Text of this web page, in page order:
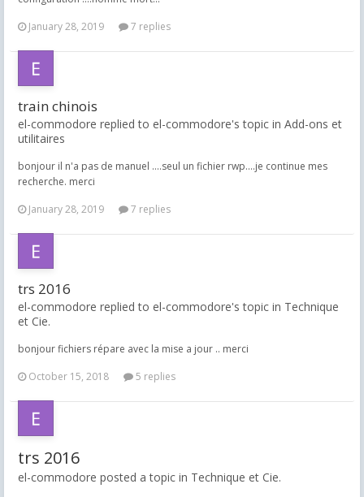
January 28, 2019
7 replies
train chinois
el-commodore replied to el-commodore's topic in Add-ons et
utilitaires
bonjour il n'a pas de manuel ....seul un fichier rwp....je continue mes
recherche. merci
January 28, 2019
7 replies
trs 2016
el-commodore replied to el-commodore's topic in Technique
et Cie.
bonjour fichiers répare avec la mise a jour .. merci
October 15, 2018
5 replies
trs 2016
el-commodore posted a topic in Technique et Cie.